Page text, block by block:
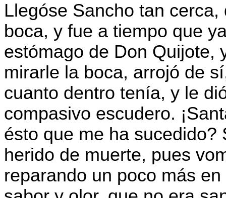
Llegóse Sancho tan
boca, y fue a tiempo que
estómago de Don Quijote,
mirarle la boca, arrojó de
cuanto dentro tenía, y le
compasivo escudero.
ésto que me ha
herido de muerte, pues
reparando un poco más